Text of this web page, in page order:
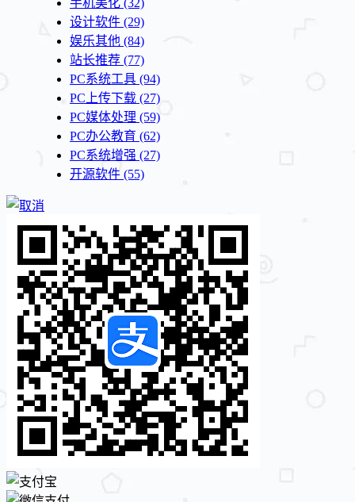
设计软件 (29)
娱乐其他 (84)
站长推荐 (77)
PC系统工具 (94)
PC上传下载 (27)
PC媒体处理 (59)
PC办公教育 (62)
PC系统增强 (27)
开源软件 (55)